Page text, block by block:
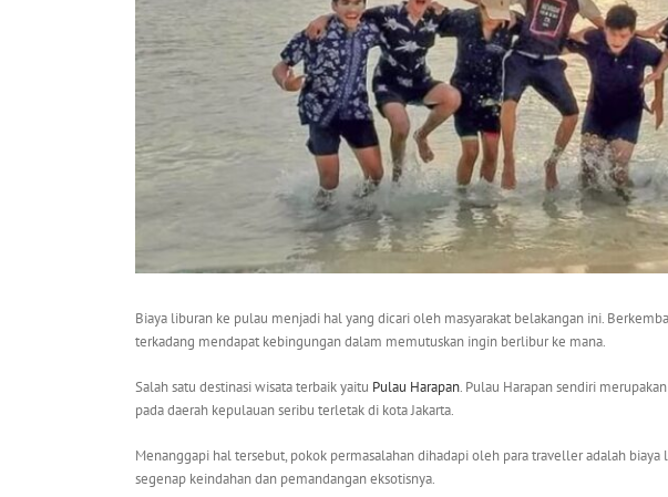
Biaya liburan ke pulau menjadi hal yang dicari oleh masyarakat belakangan ini.
terkadang mendapat kebingungan dalam memutuskan ingin berlibur ke mana.
Salah satu destinasi wisata terbaik yaitu Pulau Harapan. Pulau Harapan sendiri
pada daerah kepulauan seribu terletak di kota Jakarta.
Menanggapi hal tersebut, pokok permasalahan dihadapi oleh para traveller adalah
segenap keindahan dan pemandangan eksotisnya.